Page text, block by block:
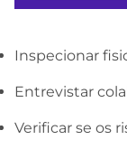
Inspecionar
Entrevistar
Verificar se os